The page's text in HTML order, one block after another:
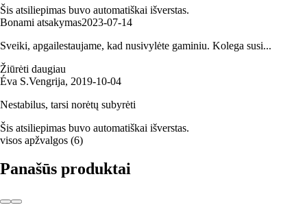
Šis atsiliepimas buvo automatiškai išverstas.
Bonami atsakymas2023‑07‑14
Sveiki, apgailestaujame, kad nusivylėte gaminiu. Kolega susi...
Žiūrėti daugiau
Éva S.Vengrija, 2019‑10‑04
Nestabilus, tarsi norėtų subyrėti
Šis atsiliepimas buvo automatiškai išverstas.
visos apžvalgos (6)
Panašūs produktai